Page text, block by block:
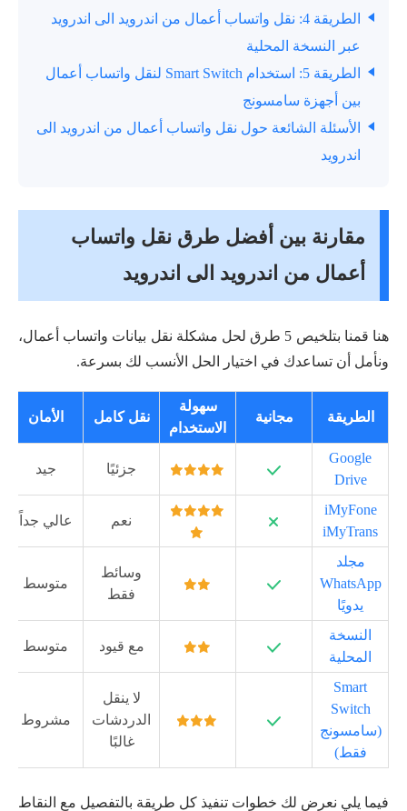
الطريقة 4: نقل واتساب أعمال من اندرويد الى اندرويد
عبر النسخة المحلية
الطريقة 5: استخدام Smart Switch لنقل واتساب أعمال
بين أجهزة سامسونج
الأسئلة الشائعة حول نقل واتساب أعمال من اندرويد الى
اندرويد
مقارنة بين أفضل طرق نقل واتساب
أعمال من اندرويد الى اندرويد
هنا قمنا بتلخيص 5 طرق لحل مشكلة نقل بيانات واتساب أعمال،
ونأمل أن تساعدك في اختيار الحل الأنسب لك بسرعة.
الطريقة مجانية
سهولة
الاستخدام
نقل كامل الأمان
Google
Drive
جزئيًا جيد
iMyFone
iMyTrans
نعم عالي جداً
مجلد
WhatsApp
يدويًا
وسائط
فقط
متوسط
النسخة
المحلية
مع قيود متوسط
Smart
Switch
(سامسونج
فقط)
لا ينقل
الدردشات
غالبًا
مشروط
فيما يلي نعرض لك خطوات تنفيذ كل طريقة بالتفصيل مع النقاط